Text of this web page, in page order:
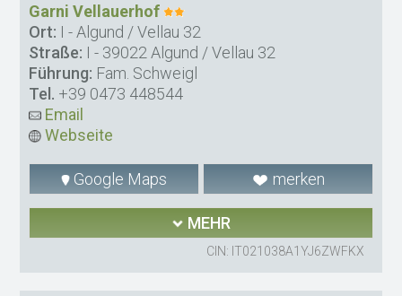
Garni Vellauerhof
Ort: I - Algund / Vellau 32
Straße: I - 39022 Algund / Vellau 32
Führung: Fam. Schweigl
Tel. +39 0473 448544
Email
Webseite
Google Maps merken
MEHR
CIN: IT021038A1YJ6ZWFKX